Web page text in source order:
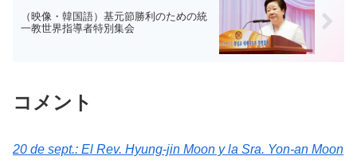
（映像・韓国語）基元節勝利のための統
一教世界指導者特別集会
コメント
20 de sept.: El Rev. Hyung-jin Moon y la Sra. Yon-an Moon